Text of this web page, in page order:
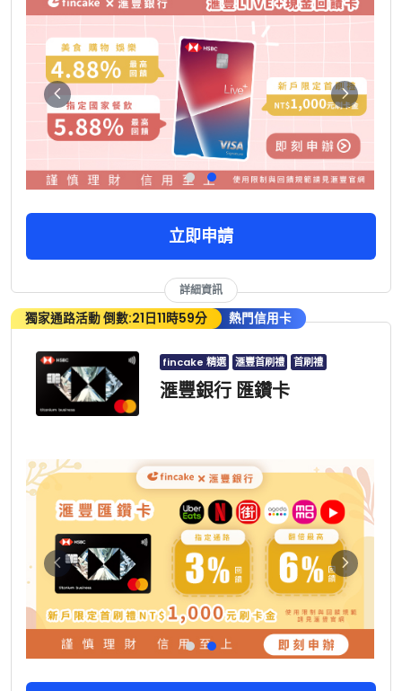
立即申請
詳細資訊
fincake 精選 滙豐首刷禮 首刷禮
滙豐銀行 匯鑽卡
獨家通路活動 倒數:21日11時59分 熱門信用卡